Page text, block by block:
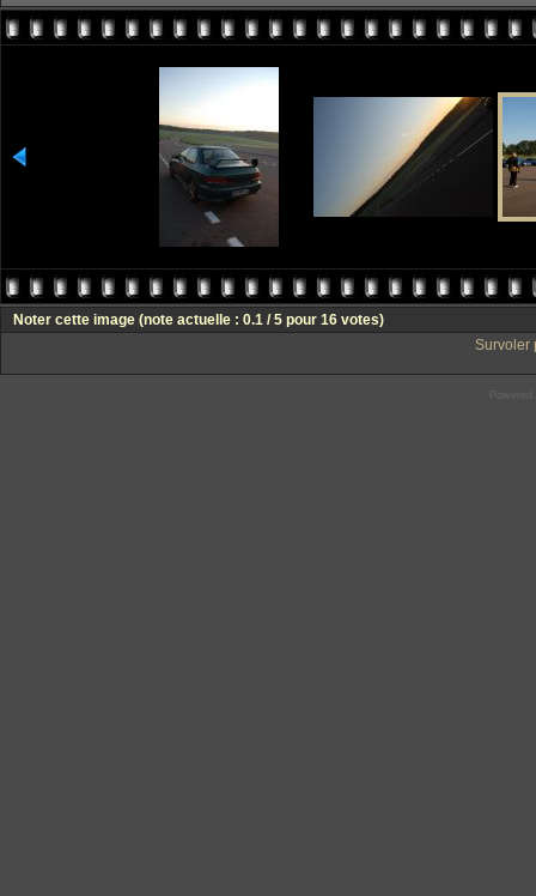
Noter cette image (note actuelle : 0.1 / 5 pour 16 votes)
Survoler